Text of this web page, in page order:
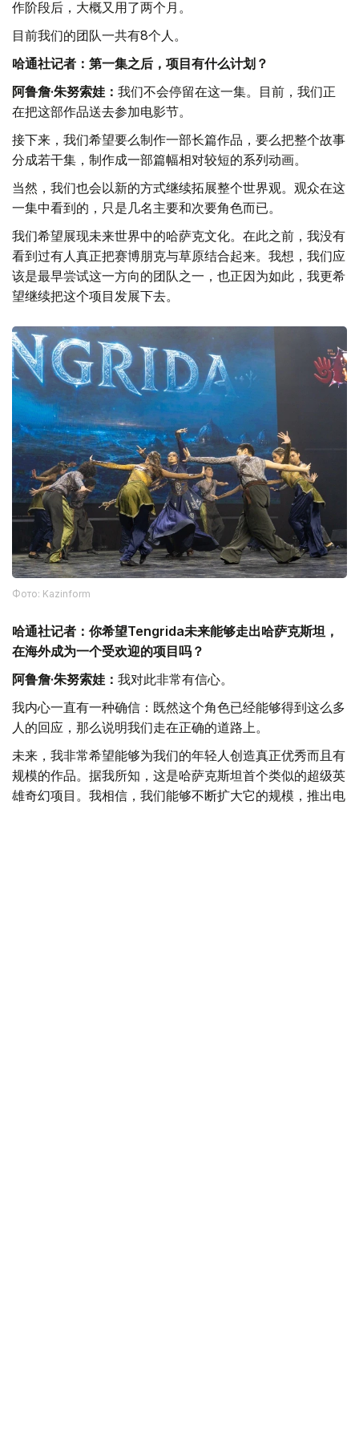
作阶段后，大概又用了两个月。
目前我们的团队一共有8个人。
哈通社记者：第一集之后，项目有什么计划？
阿鲁詹·朱努索娃： 我们不会停留在这一集。目前，我们正
在把这部作品送去参加电影节。
接下来，我们希望要么制作一部长篇作品，要么把整个故事
分成若干集，制作成一部篇幅相对较短的系列动画。
当然，我们也会以新的方式继续拓展整个世界观。观众在这
一集中看到的，只是几名主要和次要角色而已。
我们希望展现未来世界中的哈萨克文化。在此之前，我没有
看到过有人真正把赛博朋克与草原结合起来。我想，我们应
该是最早尝试这一方向的团队之一，也正因为如此，我更希
望继续把这个项目发展下去。
Фото: Kazinform
哈通社记者：你希望Tengrida未来能够走出哈萨克斯坦，
在海外成为一个受欢迎的项目吗？
阿鲁詹·朱努索娃： 我对此非常有信心。
我内心一直有一种确信：既然这个角色已经能够得到这么多
人的回应，那么说明我们走在正确的道路上。
未来，我非常希望能够为我们的年轻人创造真正优秀而且有
规模的作品。据我所知，这是哈萨克斯坦首个类似的超级英
雄奇幻项目。我相信，我们能够不断扩大它的规模，推出电